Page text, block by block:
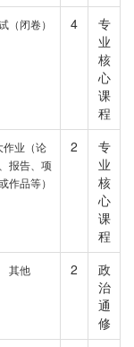
（闭卷） 4
专
业
核
心
课
程
作业（论
报告、项
作品等）
2
专
业
核
心
课
程
其他 2
政
治
通
修